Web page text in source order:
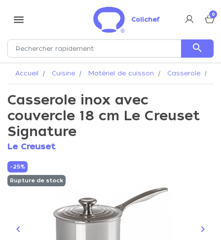
menu Colichef
0
search
Accueil Cuisine Matériel de cuisson Casserole
Casserole inox avec
couvercle 18 cm Le Creuset
Signature
Le Creuset
-25%
Rupture de stock
Précédent
keyboard_arrow_left keyboard_arrow_right